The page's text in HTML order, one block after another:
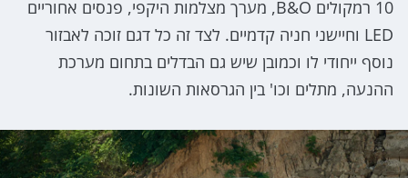
10 רמקולים B&O, מערך מצלמות היקפי, פנסים אחוריים
LED וחיישני חניה קדמיים. לצד זה כל דגם זוכה לאבזור
נוסף ייחודי לו וכמובן שיש גם הבדלים בתחום מערכת
ההנעה, מתלים וכו' בין הגרסאות השונות.